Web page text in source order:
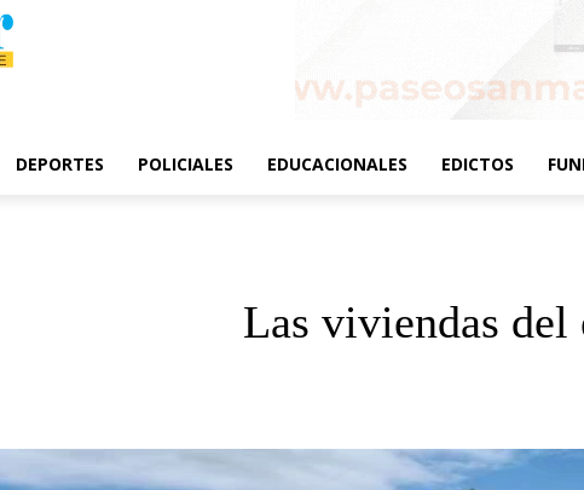
DEPORTES POLICIALES EDUCACIONALES EDICTOS
Las viviendas del